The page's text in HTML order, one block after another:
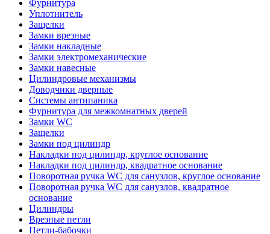
Фурнитура
Уплотнитель
Защелки
Замки врезные
Замки накладные
Замки электромеханические
Замки навесные
Цилиндровые механизмы
Доводчики дверные
Системы антипаника
Фурнитура для межкомнатных дверей
Замки WC
Защелки
Замки под цилиндр
Накладки под цилиндр, круглое основание
Накладки под цилиндр, квадратное основание
Поворотная ручка WC для санузлов, круглое основание
Поворотная ручка WC для санузлов, квадратное
основание
Цилиндры
Врезные петли
Петли-бабочки